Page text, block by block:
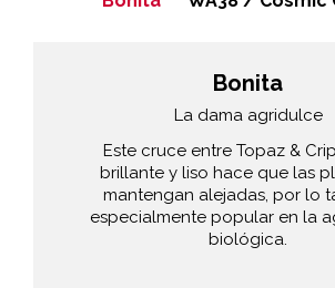
Bonita
La dama agridulce
Este cruce entre Topaz &
brillante y liso hace que las
mantengan alejadas, por lo
especialmente popular en la
biológica.